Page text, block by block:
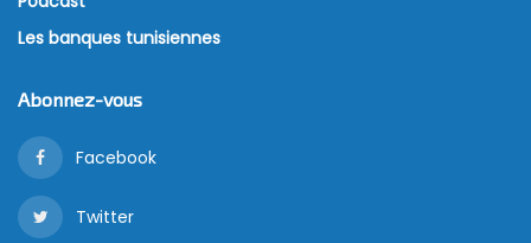
Les banques tunisiennes
Abonnez-vous
Facebook
Twitter